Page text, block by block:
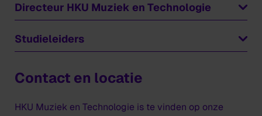
Directeur HKU Muziek en Technologie
Studieleiders
Ferdinand Boland
Contact en locatie
HKU Muziek en Technologie is te vinden op onze